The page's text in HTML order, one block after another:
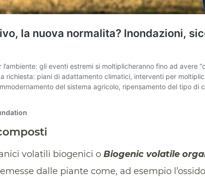
volatili biogenici o Biogenic volatile
dalle piante come, ad esempio